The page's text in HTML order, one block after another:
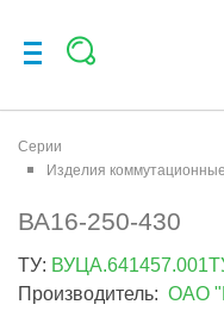
Серии
Изделия
ВА16-250-430
ТУ:
Производитель: ОАО